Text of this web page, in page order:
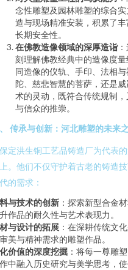
念性雕塑及园林雕塑的综合
造与现场精准安装，积累了
长期安全性。
在佛教造像领域的深厚造诣：
刻理解佛教经典中的造像度
同造像的仪轨、手印、法相
陀、慈悲智慧的菩萨，还是
术的灵动，既符合传统规制
与信众的推崇。
传承与创新：河北雕塑的未来
定洪生铜工艺品铸造厂为代表
。他们不仅守护着古老的铸造
的需求：
与技术的创新 ：探索新型合金
作品的耐久性与艺术表现力。
与设计的拓展 ：在深耕传统文
美与精神需求的雕塑作品。
价值的深度挖掘 ：将每一尊雕
中融入历史研究与美学思考，